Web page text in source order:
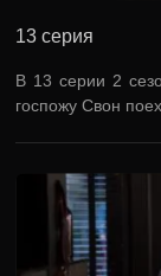
13 серия
В 13 серии 2
госпожу Свон